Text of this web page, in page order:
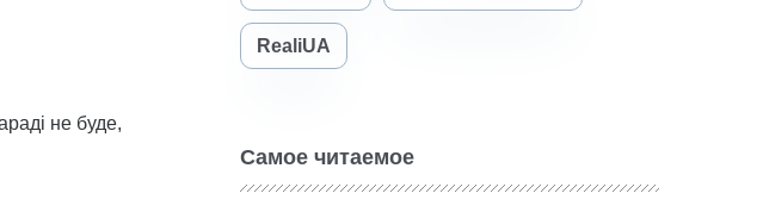
не буде,
RealiUA
Самое читаемое